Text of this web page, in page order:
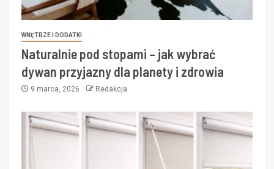
WNĘTRZE I DODATKI
Naturalnie pod stopami – jak wybrać
dywan przyjazny dla planety i zdrowia
9 marca, 2026 Redakcja